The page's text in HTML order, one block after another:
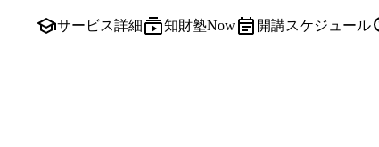
サービス詳細 知財塾Now 開講スケジュール